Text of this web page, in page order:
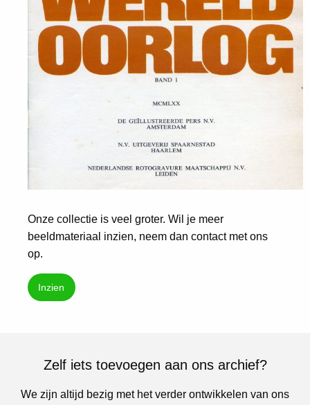
Onze collectie is veel groter. Wil je meer
beeldmateriaal inzien, neem dan contact met ons
op.
Inzien
Zelf iets toevoegen aan ons archief?
We zijn altijd bezig met het verder ontwikkelen van ons